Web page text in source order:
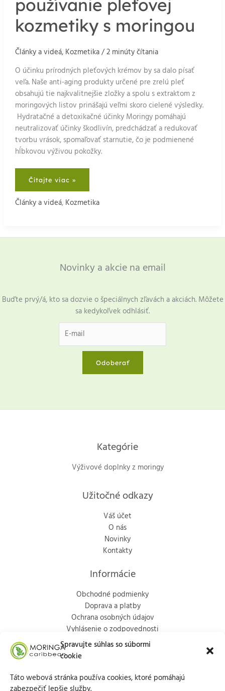
Spravujte súhlas so súbormi
cookie
Táto webová stránka používa cookies, ktoré pomáhajú
používanie pleťovej
kozmetiky s moringou
Články a videá, Kozmetika/2 minúty čítania
O účinku prírodných pleťových krémov by sa dalo písať
veľa. Naše anti-aging produkty určené pre zrelú pleť
obsahujú tie najkvalitnejšie zložky a spolu s extraktom z
moringových listov prinášajú veľmi skoro cielené výsledky.
Hydratačné a detoxikačné účinky Moringy pomáhajú
neutralizovať účinky škodlivín, predchádzať a redukovať
tvorbu vrások, spomaľovať starnutie, čo je podmienené
hĺbkovou výživou pokožky.
10
dôvodov
pre
používanie
pleťovej
Čítajte viac »
Články a videá, Kozmetika
Novinky a akcie na email
Buďte prvý/á, kto sa dozvie o špeciálnych zľavách a akciách. Môžete
sa kedykoľvek odhlásiť.
Odoberať
Kategórie
Výživové doplnky z moringy
Užitočné odkazy
Váš účet
O nás
Novinky
Kontakty
Informácie
Obchodné podmienky
Doprava a platby
Ochrana osobných údajov
Vyhlásenie o zodpovednosti
Politika vrátenia
Marka Aurélia 65/9, Trenčín, 911 01